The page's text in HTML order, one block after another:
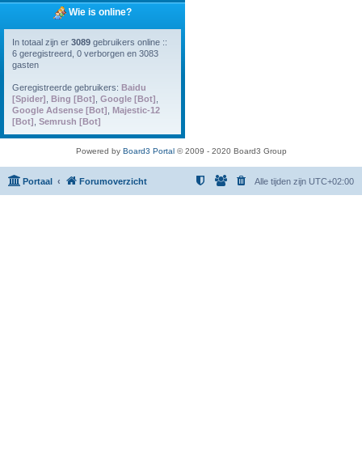
Wie is online?
In totaal zijn er 3089 gebruikers online ::
6 geregistreerd, 0 verborgen en 3083
gasten
Geregistreerde gebruikers: Baidu
[Spider] Bing [Bot] Google [Bot]
Google Adsense [Bot] Majestic-12
[Bot] Semrush [Bot]
Powered by Board3 Portal© 2009 - 2020 Board3 Group
Portaal Forumoverzicht Alle tijden zijn UTC+02:00